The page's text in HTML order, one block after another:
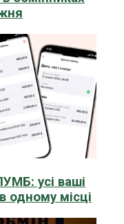
усі ваші
одному місці